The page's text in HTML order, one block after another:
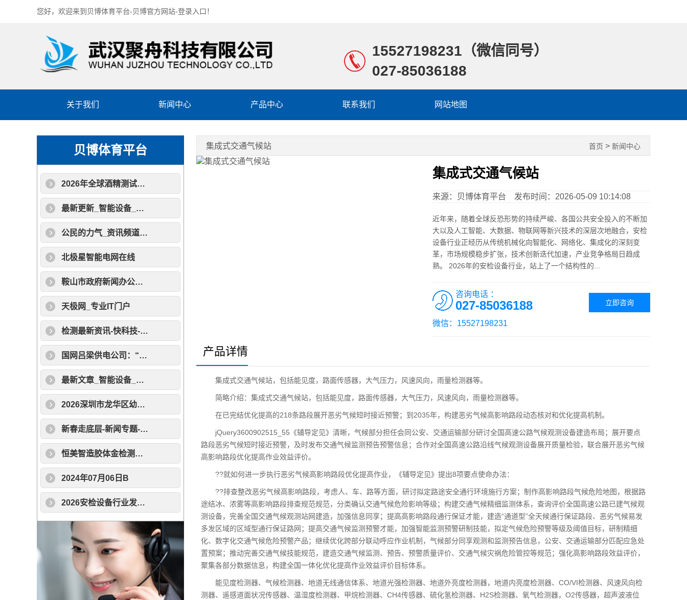
您好，欢迎来到 贝博体育平台-贝博官方网站-登录入口！
15527198231 （微信同号）
027-85036188
关于我们 新闻中心 产品中心 联系我们 网站地图
贝博体育平台
2026年全球酒精测试仪行业发展现状与前景深度解析
最新更新_智能设备_运动_汽车_智慧出行频道_天极网
公民的力气_资讯频道_凤凰网
北极星智能电网在线
鞍山市政府新闻办公室召开“2026年高考工作”新闻发布会
天极网_专业IT门户
检测最新资讯-快科技--科技改变未来
国网吕梁供电公司：“一校一案”答好“高考保电卷”
最新文章_智能设备_运动_汽车_智慧出行频道_天极网
2026深圳市龙华区幼儿园学位类型和积分办法
新春走底层-新闻专题-科学网
恒美智造胶体金检测仪国内品牌排名：国内主流一线厂家权威梳理
2024年07月06日B
2026安检设备行业发展现状分析与为未来展望
集成式交通气候站 首页 >新闻中心
集成式交通气候站
来源： 贝博体育平台 发布时间：2026-05-09 10:14:08
近年来，随着全球反恐形势的持续严峻、各国公共安全投入的不断加
大以及人工智能、大数据、物联网等新兴技术的深层次地融合，安检
设备行业正经历从传统机械化向智能化、网络化、集成化的深刻变
革，市场规模稳步扩张，技术创新迭代加速，产业竞争格局日趋成
熟。 2026年的安检设备行业，站上了一个结构性的...
立即咨询
咨询电话 ：
027-85036188
微信：15527198231
产品详情
集成式交通气候站，包括能见度，路面传感器，大气压力，风速风向，雨量检测器等。
简略介绍：集成式交通气候站，包括能见度，路面传感器，大气压力，风速风向，雨量检测器等。
在已完结优化提高的218条路段展开恶劣气候短时接近预警；到2035年，构建恶劣气候高影响路段动态核对和优化提高机制。
jQuery3600902515_55《辅导定见》清晰，气候部分担任会同公安、交通运输部分研讨全国高速公路气候观测设备建造布局；展开要点
路段恶劣气候短时接近预警，及时发布交通气候监测预告预警信息；合作对全国高速公路沿线气候观测设备展开质量检验，联合展开恶劣气候
高影响路段优化提高作业效益评价。
??就如何进一步执行恶劣气候高影响路段优化提高作业，《辅导定见》提出8项要点使命办法：
??排查整改恶劣气候高影响路段，考虑人、车、路等方面，研讨拟定路途安全通行环境施行方案；制作高影响路段气候危险地图，根据路
途结冰、浓雾等高影响路段排查规范规范，分类确认交通气候危险影响等级；构建交通气候精细监测体系，查询评价全国高速公路已建气候观
测设备，完善全国交通气候观测站网建造，加强信息同享；提高高影响路段通行保证才能，建造“通道型”全天候通行保证路段、恶劣气候易发
多发区域的区域型通行保证路网；提高交通气候监测预警才能，加强智能监测预警研制技能，拟定气候危险预警等级及阈值目标，研制精细
化、数字化交通气候危险预警产品；继续优化跨部分联动呼应作业机制，气候部分同享观测和监测预告信息，公安、交通运输部分匹配应急处
置预案；推动完善交通气候技能规范，建造交通气候监测、预告、预警质量评价、交通气候灾祸危险管控等规范；强化高影响路段效益评价，
聚集各部分数据信息，构建全国一体化优化提高作业效益评价目标体系。
能见度检测器、气候检测器、地道无线通信体系、地道光强检测器、地道外亮度检测器，地道内亮度检测器、CO/VI检测器、风速风向检
测器、遥感道面状况传感器、温湿度检测器、甲烷检测器、CH4传感器、硫化氢检测器、H2S检测器、氧气检测器，O2传感器，超声波液位